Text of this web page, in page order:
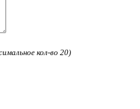
кол-во 20)